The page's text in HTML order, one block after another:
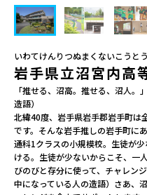
？ イベント参加方法
会員登録
MYペー
いわてけんりつぬまくないこうと
岩手県立沼宮内高
「推せる、沼高。推せる、沼人
造語）
北緯40度、岩手県岩手郡岩手町は
です。そんな岩手推しの岩手町に
通科1クラスの小規模校。生徒が
ける。生徒が少ないからこそ、一
びのびと存分に使って、チャレン
中になっている人の造語）さあ、